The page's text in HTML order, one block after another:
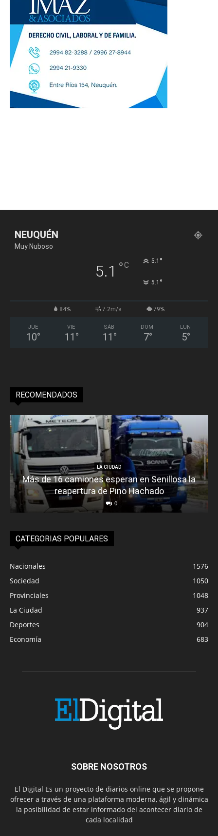
NEUQUÉN
Muy Nuboso
5.1 °C 5.1 °
5.1 °
84% 7.2m/s 79%
JUE
10°
VIE
11 °
SÁB
11 °
DOM
7°
LUN
5°
RECOMENDADOS
LA CIUDAD
Más de 16 camiones esperan en Senillosa la
reapertura de Pino Hachado
0
CATEGORIAS POPULARES
Nacionales
1576
Sociedad
1050
Provinciales
1048
La Ciudad
937
Deportes
904
Economía
683
SOBRE NOSOTROS
El Digital Es un proyecto de diarios online que se propone
ofrecer a través de una plataforma moderna, ágil y dinámica
la posibilidad de estar informado del acontecer diario de
cada localidad